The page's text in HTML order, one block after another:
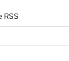
RSS